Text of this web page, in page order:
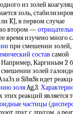
из золей
золь,
KJ, в первом случае
втором —
время изучено много
при смешении
состав самой
Например, Каргиным 2
золей
и SibaSs идет
золяAg,3.
этих реакций является
частицы (
друг с другом, а